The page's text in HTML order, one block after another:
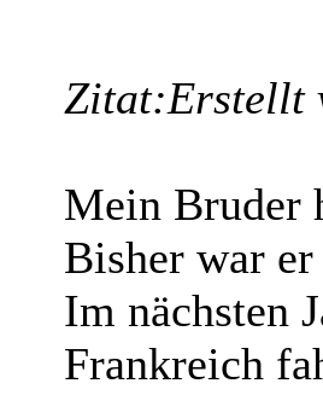
Zitat:Erstellt
Mein Bruder
Bisher war
Im nächsten
Frankreich